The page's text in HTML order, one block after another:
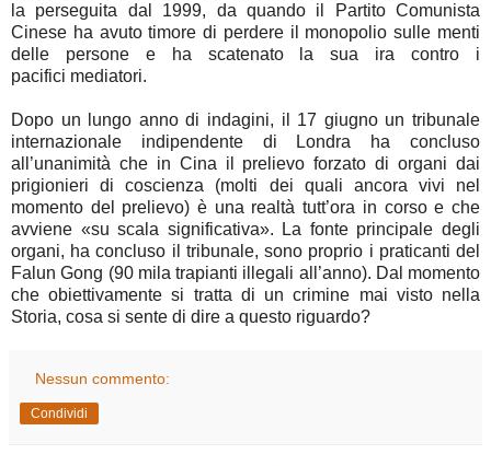
la perseguita dal 1999, da quando il Partito Comunista
Cinese ha avuto timore di perdere il monopolio sulle menti
delle persone e ha scatenato la sua ira contro i
pacifici mediatori.
Dopo un lungo anno di indagini, il 17 giugno un tribunale
internazionale indipendente di Londra ha concluso
all’unanimità che in Cina il prelievo forzato di organi dai
prigionieri di coscienza (molti dei quali ancora vivi nel
momento del prelievo) è una realtà tutt’ora in corso e che
avviene «su scala significativa». La fonte principale degli
organi, ha concluso il tribunale, sono proprio i praticanti del
Falun Gong (90 mila trapianti illegali all’anno). Dal momento
che obiettivamente si tratta di un crimine mai visto nella
Storia, cosa si sente di dire a questo riguardo?
Nessun commento:
Condividi